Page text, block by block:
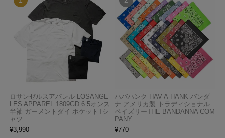
ロサンゼルスアパレル LOSANGE
LES APPAREL 1809GD 6.5オンス
半袖 ガーメントダイ ポケットTシ
ャツ
¥3,990
ハバハンク HAV-A-HANK バンダ
ナ アメリカ製 トラディショナル
ペイズリーTHE BANDANNA COM
PANY
¥770